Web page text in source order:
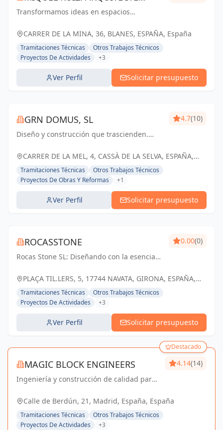
TÉCNIC
Transformamos ideas en espacios
impulsando el desarrollo en Blanes y
CARRER DE LA MINA, 36, BLANES, ESPAÑA, España
Tramitaciones Técnicas
Otros Trabajos Técnicos
Proyectos De Actividades
+3
Ver Perfil Solicitar presupuesto
GRN DOMUS, SL
Diseño y construcción que trascienden.
y funcionales para un futuro sostenible.
4.7(10)
CARRER DE LA MEL, 4, CASSÀ DE LA SELVA, ESPAÑA,
España
Tramitaciones Técnicas
Otros Trabajos Técnicos
Proyectos De Obras Y Reformas
+1
Ver Perfil Solicitar presupuesto
ROCASSTONE
Rocas Stone SL: Diseñando con la esencia
fuerza de la piedra.
0.00(0)
PLAÇA TIL.LERS, 5, 17744 NAVATA, GIRONA, ESPAÑA,
España
Tramitaciones Técnicas
Otros Trabajos Técnicos
Proyectos De Actividades
+3
Ver Perfil Solicitar presupuesto
Destacado
MAGIC BLOCK ENGINEERS
Ingeniería y construcción de calidad para
Nueva.
4.14(14)
Calle de Berdún, 21, Madrid, España, España
Tramitaciones Técnicas
Otros Trabajos Técnicos
Proyectos De Actividades
+3